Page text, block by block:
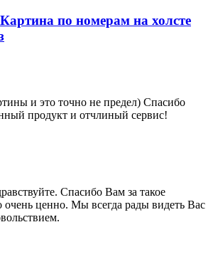
Картина по номерам на холсте
и это точно не предел) Спасибо
продукт и отчлиный сервис!
Спасибо Вам за такое
очень ценно. Мы всегда рады видеть Вас